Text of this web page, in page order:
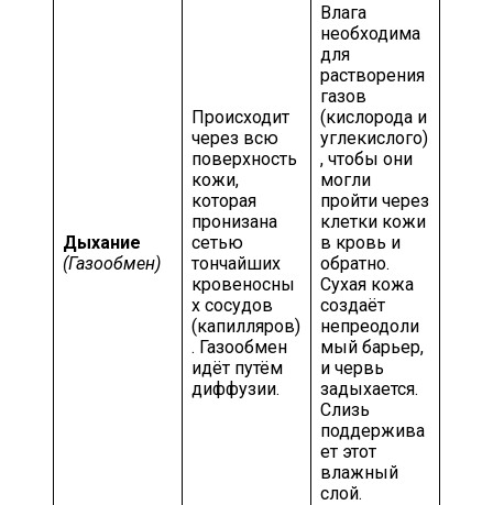
Дыхание
(Газообмен)
Происходит
через всю
поверхность
кожи,
которая
пронизана
сетью
тончайших
кровеносны
х сосудов
(капилляров)
. Газообмен
идёт путём
диффузии.
Влага
необходима
для
растворения
газов
(кислорода и
углекислого)
, чтобы они
могли
пройти через
клетки кожи
в кровь и
обратно.
Сухая кожа
создаёт
непреодоли
мый барьер,
и червь
задыхается.
Слизь
поддержива
ет этот
влажный
слой.